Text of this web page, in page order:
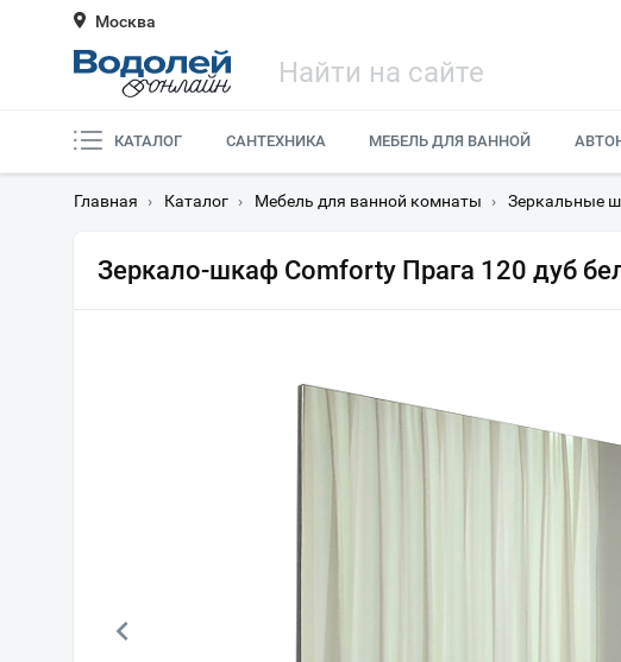
Москва
КАТАЛОГ САНТЕХНИКА МЕБЕЛЬ ДЛЯ ВАННОЙ
Главная › Каталог › Мебель для ванной комнаты › Зеркальные
Зеркало-шкаф Comforty Прага 120 дуб